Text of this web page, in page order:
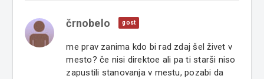
črnobelo gost
me prav zanima kdo bi rad zdaj šel živet v
mesto? če nisi direktoe ali pa ti starši niso
zapustili stanovanja v mestu, pozabi da